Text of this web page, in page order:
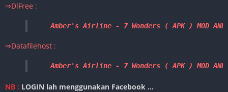
⇒DlFree :
Amber's Airline - 7 Wonders ( APK ) MOD
⇒Datafilehost :
Amber's Airline - 7 Wonders ( APK ) MOD
NB : LOGIN lah menggunakan Facebook …